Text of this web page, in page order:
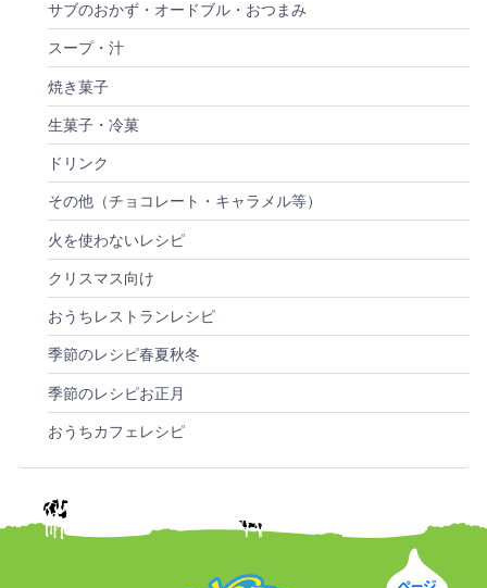
サブのおかず・オードブル・おつまみ
スープ・汁
焼き菓子
生菓子・冷菓
ドリンク
その他（チョコレート・キャラメル等）
火を使わないレシピ
クリスマス向け
おうちレストランレシピ
季節のレシピ春夏秋冬
季節のレシピお正月
おうちカフェレシピ